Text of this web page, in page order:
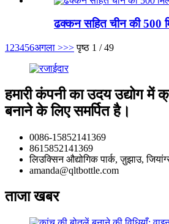
ढक्कन सहित चीन की 500
1 23456अगला >>> पृष्ठ 1 / 49
हमारी कंपनी का उदय उद्योग
बनाने के लिए समर्पित है।
0086-15852141369
8615852141369
लिउक्सिन औद्योगिक पार्क, ज़ुझाउ,
amanda@qltbottle.com
ताजा खबर